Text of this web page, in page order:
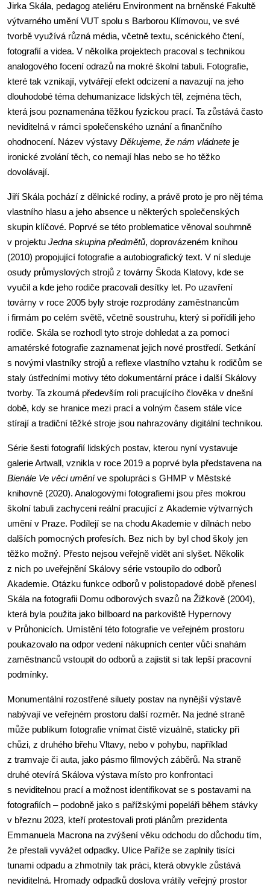
Jirka Skála, pedagog ateliéru Environment na brněnské Fakultě
výtvarného umění VUT spolu s Barborou Klímovou, ve své
tvorbě využívá různá média, včetně textu, scénického čtení,
fotografií a videa. V několika projektech pracoval s technikou
analogového focení odrazů na mokré školní tabuli. Fotografie,
které tak vznikají, vytvářejí efekt odcizení a navazují na jeho
dlouhodobé téma dehumanizace lidských těl, zejména těch,
která jsou poznamenána těžkou fyzickou prací. Ta zůstává často
neviditelná v rámci společenského uznání a finančního
ohodnocení. Název výstavy Děkujeme, že nám vládnete je
ironické zvolání těch, co nemají hlas nebo se ho těžko
dovolávají.
Jiří Skála pochází z dělnické rodiny, a právě proto je pro něj téma
vlastního hlasu a jeho absence u některých společenských
skupin klíčové. Poprvé se této problematice věnoval souhrnně
v projektu Jedna skupina předmětů, doprovázeném knihou
(2010) propojující fotografie a autobiografický text. V ní sleduje
osudy průmyslových strojů z továrny Škoda Klatovy, kde se
vyučil a kde jeho rodiče pracovali desítky let. Po uzavření
továrny v roce 2005 byly stroje rozprodány zaměstnancům
i firmám po celém světě, včetně soustruhu, který si pořídili jeho
rodiče. Skála se rozhodl tyto stroje dohledat a za pomoci
amatérské fotografie zaznamenat jejich nové prostředí. Setkání
s novými vlastníky strojů a reflexe vlastního vztahu k rodičům se
staly ústředními motivy této dokumentární práce i další Skálovy
tvorby. Ta zkoumá především roli pracujícího člověka v dnešní
době, kdy se hranice mezi prací a volným časem stále více
stírají a tradiční těžké stroje jsou nahrazovány digitální technikou.
Série šesti fotografií lidských postav, kterou nyní vystavuje
galerie Artwall, vznikla v roce 2019 a poprvé byla představena na
Bienále Ve věci uměníve spolupráci s GHMP v Městské
knihovně (2020). Analogovými fotografiemi jsou přes mokrou
školní tabuli zachyceni reální pracující z Akademie výtvarných
umění v Praze. Podílejí se na chodu Akademie v dílnách nebo
dalších pomocných profesích. Bez nich by byl chod školy jen
těžko možný. Přesto nejsou veřejně vidět ani slyšet. Několik
z nich po uveřejnění Skálovy série vstoupilo do odborů
Akademie. Otázku funkce odborů v polistopadové době přenesl
Skála na fotografii Domu odborových svazů na Žižkově (2004),
která byla použita jako billboard na parkoviště Hypernovy
v Průhonicích. Umístění této fotografie ve veřejném prostoru
poukazovalo na odpor vedení nákupních center vůči snahám
zaměstnanců vstoupit do odborů a zajistit si tak lepší pracovní
podmínky.
Monumentální rozostřené siluety postav na nynější výstavě
nabývají ve veřejném prostoru další rozměr. Na jedné straně
může publikum fotografie vnímat čistě vizuálně, staticky při
chůzi, z druhého břehu Vltavy, nebo v pohybu, například
z tramvaje či auta, jako pásmo filmových záběrů. Na straně
druhé otevírá Skálova výstava místo pro konfrontaci
s neviditelnou prací a možnost identifikovat se s postavami na
fotografiích – podobně jako s pařížskými popeláři během stávky
v březnu 2023, kteří protestovali proti plánům prezidenta
Emmanuela Macrona na zvýšení věku odchodu do důchodu tím,
že přestali vyvážet odpadky. Ulice Paříže se zaplnily tisíci
tunami odpadu a zhmotnily tak práci, která obvykle zůstává
neviditelná. Hromady odpadků doslova vrátily veřejný prostor